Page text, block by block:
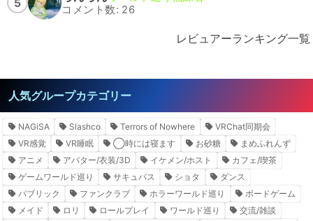
5
コメント数: 26
レビュアーランキング一覧
人気グループカテゴリー
NAGiSA Slashco Terrors of Nowhere
VRChat同期会
VR感覚
VR睡眠 ◯時には寝ます お砂糖
まめふれんず
アニメ
アバター/衣装/3D イケメン/ホスト
カフェ/喫茶
ゲームワールド巡り
サキュバス ショタ
ダンス
パブリック
ファンクラブ ホラーワールド巡り
ボードゲーム
メイド
ロリ ロールプレイ ワールド巡り
交流/雑談